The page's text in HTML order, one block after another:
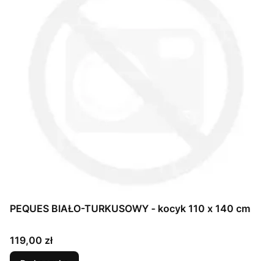
PEQUES BIAŁO-TURKUSOWY - kocyk 110 x 140 cm
Cena
119,00 zł